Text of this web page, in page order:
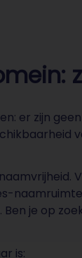
er zijn
je op
is: